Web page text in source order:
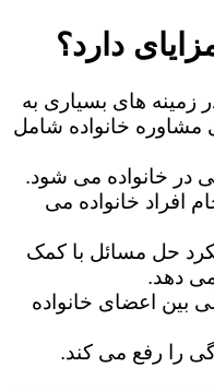
دارد؟
زمینه های بسیاری به
مشاوره خانواده شامل
در خانواده می شود.
افراد خانواده می
حل مسائل با کمک
می دهد.
اعضای خانواده
را رفع می کند.